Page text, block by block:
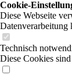
Cookie-
Diese Webseite
Datenverarbeitung
Technisch
Diese Cookies